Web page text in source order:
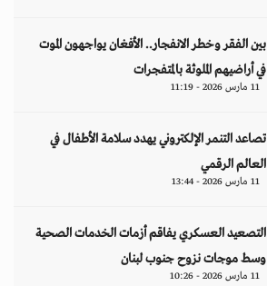
بين الفقر وخطر الانفجار.. الأفغان يواجهون الموت
في أراضيهم الملوثة بالمتفجرات
11 مارس 2026 - 11:19
تصاعد التنمر الإلكتروني يهدد سلامة الأطفال في
العالم الرقمي
11 مارس 2026 - 13:44
التصعيد العسكري يفاقم أزمات الخدمات الصحية
وسط موجات نزوح جنوب لبنان
11 مارس 2026 - 10:26